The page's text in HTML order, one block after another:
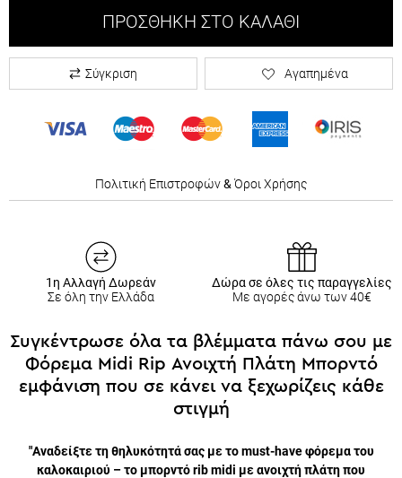
ΠΡΟΣΘΉΚΗ ΣΤΟ ΚΑΛΆΘΙ
Σύγκριση Αγαπημένα
Πολιτική Επιστροφών&Όροι Χρήσης
1η Αλλαγή Δωρεάν
Σε όλη την Ελλάδα
Δώρα σε όλες τις παραγγελίες
Με αγορές άνω των 40€
Συγκέντρωσε όλα τα βλέμματα πάνω σου με
Φόρεμα Midi Rip Ανοιχτή Πλάτη Μπορντό
εμφάνιση που σε κάνει να ξεχωρίζεις κάθε
στιγμή
"Αναδείξτε τη θηλυκότητά σας με το must-have φόρεμα του
καλοκαιριού – το μπορντό rib midi με ανοιχτή πλάτη που